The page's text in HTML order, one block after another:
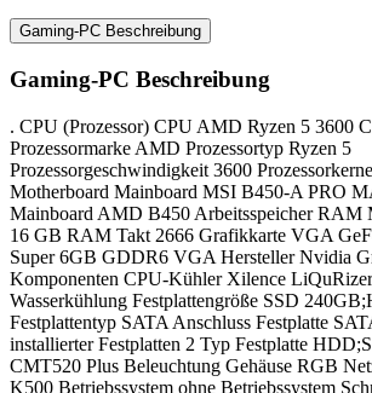
Gaming-PC Beschreibung
Gaming-PC Beschreibung
. CPU (Prozessor) CPU AMD Ryzen 5 3600
Prozessormarke AMD Prozessortyp Ryzen 5
Prozessorgeschwindigkeit 3600
Motherboard Mainboard MSI B450-A PRO
Mainboard AMD B450 Arbeitsspeicher
16 GB RAM Takt 2666 Grafikkarte VGA
Super 6GB GDDR6 VGA Hersteller Nvidia
Komponenten CPU-Kühler Xilence
Wasserkühlung Festplattengröße SSD
Festplattentyp SATA Anschluss Festplatte
installierter Festplatten 2 Typ Festplatte
CMT520 Plus Beleuchtung Gehäuse RGB
K500 Betriebssystem ohne Betriebssystem